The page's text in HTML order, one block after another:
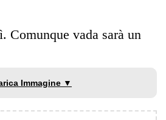
Comunque vada sarà un
Immagine ▼